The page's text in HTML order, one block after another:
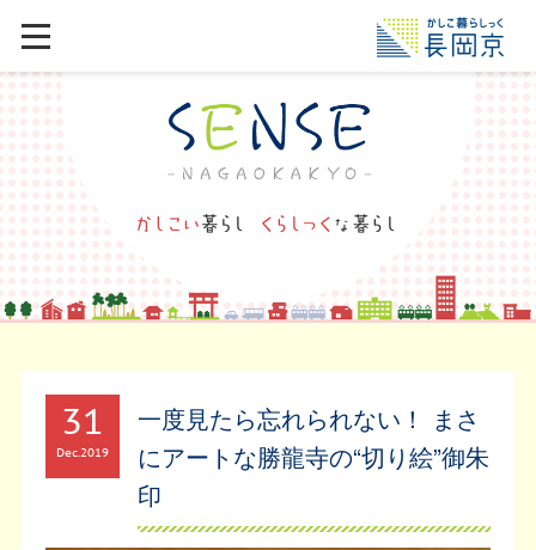
31
Dec2019
一度見たら忘れられない！ まさ
にアートな勝龍寺の“切り絵”御朱
印